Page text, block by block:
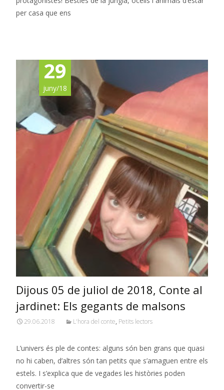
per casa que ens
29
juny/18
Dijous 05 de juliol de 2018, Conte al
jardinet: Els gegants de malsons
29.06.2018 L'hora del conte, Petits lectors
L’univers és ple de contes: alguns són ben grans que quasi
no hi caben, d’altres són tan petits que s’amaguen entre els
estels. I s’explica que de vegades les històries poden
convertir-se